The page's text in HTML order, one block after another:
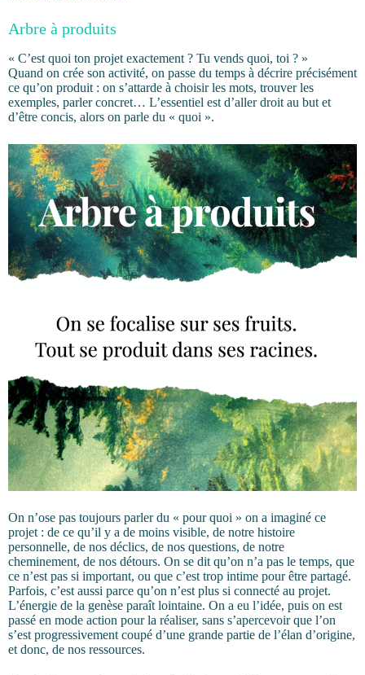
Arbre à produits
« C’est quoi ton projet exactement ? Tu vends quoi, toi ? »
Quand on crée son activité, on passe du temps à décrire précisément
ce qu’on produit : on s’attarde à choisir les mots, trouver les
exemples, parler concret… L’essentiel est d’aller droit au but et
d’être concis, alors on parle du « quoi ».
On n’ose pas toujours parler du « pour quoi » on a imaginé ce
projet : de ce qu’il y a de moins visible, de notre histoire
personnelle, de nos déclics, de nos questions, de notre
cheminement, de nos détours. On se dit qu’on n’a pas le temps, que
ce n’est pas si important, ou que c’est trop intime pour être partagé.
Parfois, c’est aussi parce qu’on n’est plus si connecté au projet.
L’énergie de la genèse paraît lointaine. On a eu l’idée, puis on est
passé en mode action pour la réaliser, sans s’apercevoir que l’on
s’est progressivement coupé d’une grande partie de l’élan d’origine,
et donc, de nos ressources.